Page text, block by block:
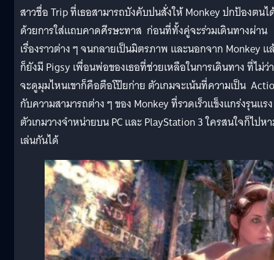
สาวชื่อ Trip ที่เธอสามารถบังคับปนสั่งให้ Monkey ปกป้องตนไ
ด้วยการใส่แถบคาดศีรษะทาส ก่อนที่ทั้งคู่จะร่วมเดินทางผ่าน
เรื่องราวต่าง ๆ จนกลายเป็นมิตรภาพ และนอกจาก Monkey แ
ก็ยังมี Pigsy เพื่อนพ่อของเธอที่ช่วยเหลือในการเดินทาง ที่ไม่ว่า
จะดูมุมไหนเขาก็คือตือโป๊ยก่าย ตัวเกมจะเน้นที่ความเป็น
กับความสามารถต่าง ๆ ของ Monkey ที่รวดเร็วแข็งแกร่งรุนแรง
ตัวเกมวางจำหน่ายบน PC และ PlayStation 3 ใครสนใจก็ไปห
เล่นกันได้